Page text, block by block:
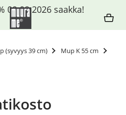
(syvyys 39 cm)
Mup K 55 cm
09.08.2026 saakka!